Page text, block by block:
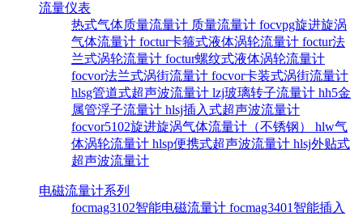
流量仪表
热式气体质量流量计 质量流量计 focvpg旋进旋涡
气体流量计 foctur卡箍式液体涡轮流量计 foctur法
兰式涡轮流量计 foctur螺纹式液体涡轮流量计
focvor法兰式涡街流量计 focvor卡装式涡街流量计
hlsg管道式超声波流量计 lzj玻璃转子流量计 hh5金
属管浮子流量计 hlsj插入式超声波流量计
focvor5102旋进旋涡气体流量计（不锈钢） hlw气
体涡轮流量计 hlsp便携式超声波流量计 hlsj外贴式
超声波流量计
电磁流量计系列
focmag3102智能电磁流量计 focmag3401智能插入